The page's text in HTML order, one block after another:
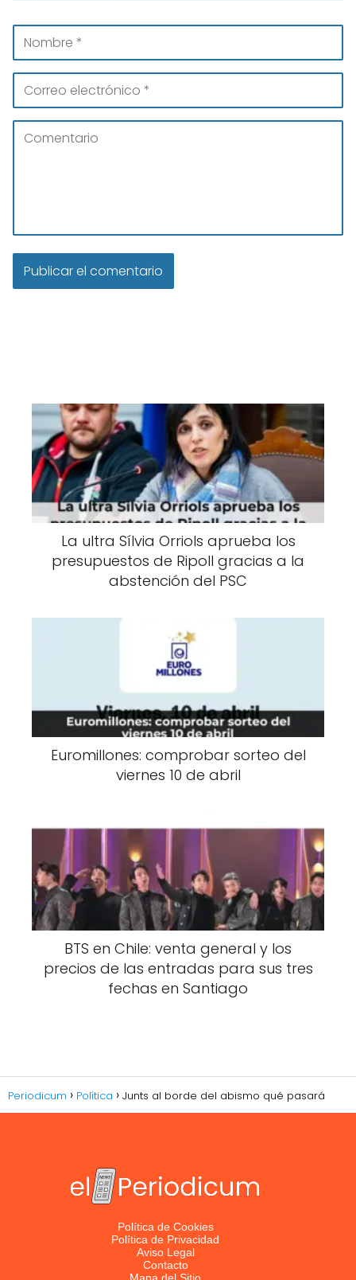
La ultra Sílvia Orriols aprueba los
presupuestos de Ripoll gracias a la
abstención del PSC
Euromillones: comprobar sorteo del
viernes 10 de abril
BTS en Chile: venta general y los
precios de las entradas para sus tres
fechas en Santiago
Periodicum Política Junts al borde del abismo qué pasará
Política de Cookies
Política de Privacidad
Aviso Legal
Contacto